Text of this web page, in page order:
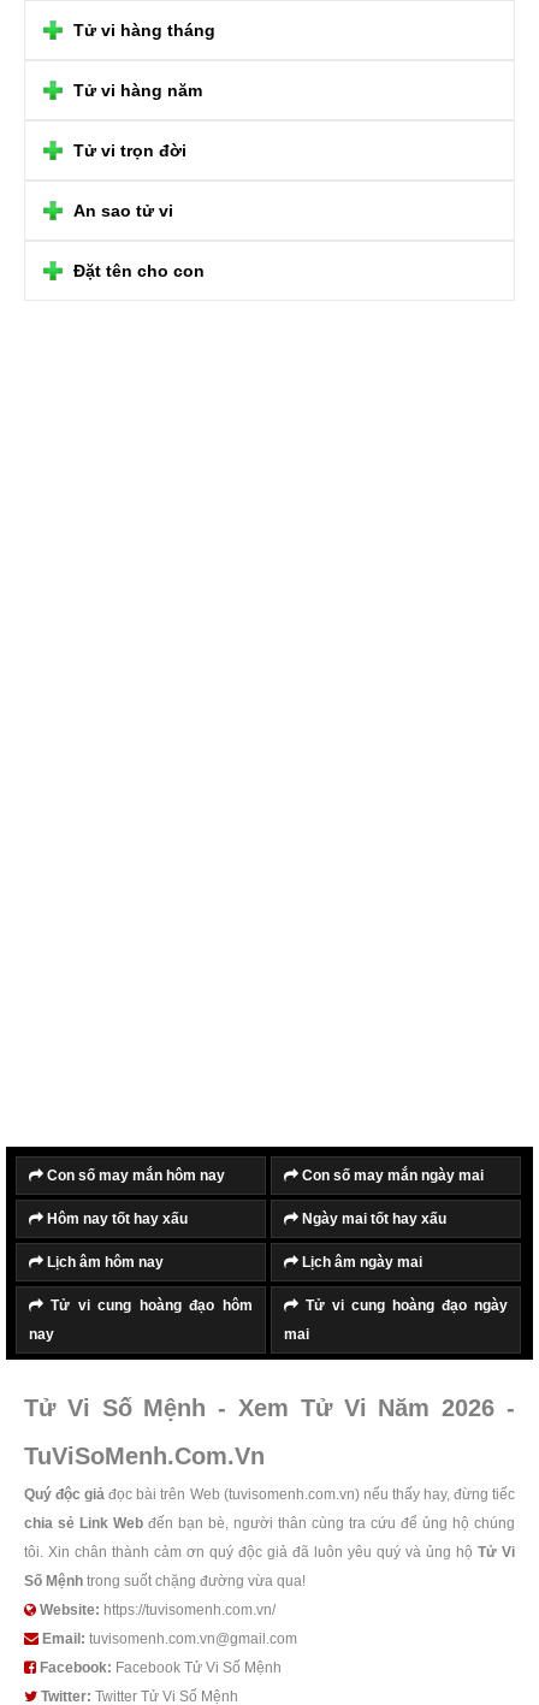
Tử vi hàng tháng
Tử vi hàng năm
Tử vi trọn đời
An sao tử vi
Đặt tên cho con
Con số may mắn hôm nay Con số may mắn ngày mai
Hôm nay tốt hay xấu Ngày mai tốt hay xấu
Lịch âm hôm nay Lịch âm ngày mai
Tử vi cung hoàng đạo hôm
nay
Tử vi cung hoàng đạo ngày
mai
Tử Vi Số Mệnh - Xem Tử Vi Năm 2026 -
TuViSoMenh.Com.Vn
Quý độc giả đọc bài trên Web (tuvisomenh.com.vn) nếu thấy hay, đừng tiếc
chia sẻ Link Web đến bạn bè, người thân cùng tra cứu để ủng hộ chúng
tôi. Xin chân thành cảm ơn quý độc giả đã luôn yêu quý và ủng hộ Tử Vi
Số Mệnh trong suốt chặng đường vừa qua!
Website: https://tuvisomenh.com.vn/
Email: tuvisomenh.com.vn@gmail.com
Facebook: Facebook Tử Vi Số Mệnh
Twitter: Twitter Tử Vi Số Mệnh